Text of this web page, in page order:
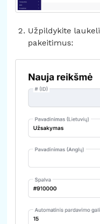
Užpildykite
pakeitimus: